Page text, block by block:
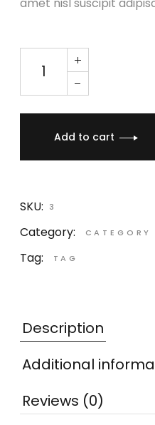
Speaker X Green quantity
Add to cart
SKU: 3
Category: CATEGORY
Tag: TAG
Description
Additional
Reviews (0)